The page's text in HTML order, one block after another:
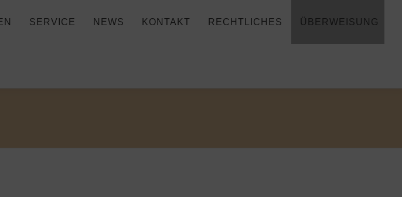
SERVICE NEWS KONTAKT RECHTLICHES ÜBERWEISUNG